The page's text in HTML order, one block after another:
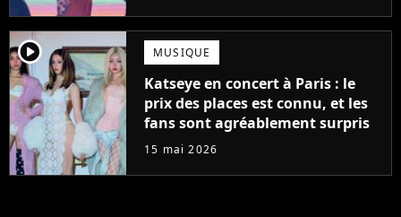
player2 MUSIQUE
Katseye en concert à Paris : le
prix des places est connu, et les
fans sont agréablement surpris
15 mai 2026